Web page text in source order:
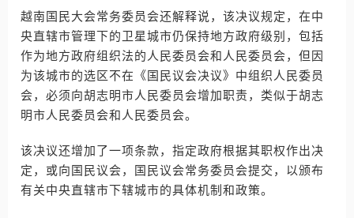
越南国民大会常务委员会还解释说，该决议规定，在中
央直辖市管理下的卫星城市仍保持地方政府级别，包括
作为地方政府组织法的人民委员会和人民委员会，但因
为该城市的选区不在《国民议会决议》中组织人民委员
会，必须向胡志明市人民委员会增加职责，类似于胡志
明市人民委员会和人民委员会。
该决议还增加了一项条款，指定政府根据其职权作出决
定，或向国民议会，国民议会常务委员会提交，以颁布
有关中央直辖市下辖城市的具体机制和政策。